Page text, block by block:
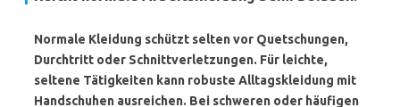
Normale Kleidung schützt selten vor Quetschungen,
Durchtritt oder Schnittverletzungen. Für leichte,
seltene Tätigkeiten kann robuste Alltagskleidung mit
Handschuhen ausreichen. Bei schweren oder häufigen